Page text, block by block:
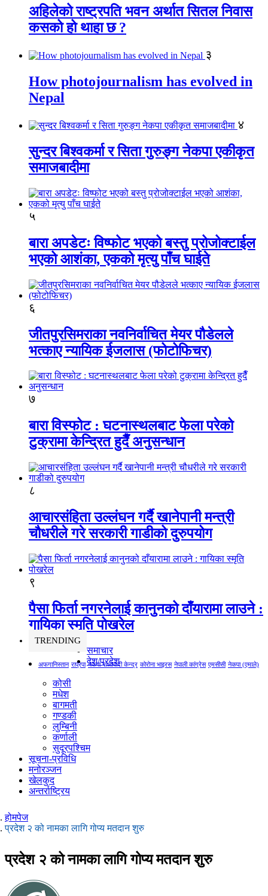
अहिलेको राष्ट्रपति भवन अर्थात सितल निवास
कसको हो थाहा छ ?
३
How photojournalism has evolved in
Nepal
४
सुन्दर बिश्वकर्मा र सिता गुरुङ्ग नेकपा एकीकृत
समाजबादीमा
५
बारा अपडेटः विष्फोट भएको बस्तु प्रोजोक्टाईल
भएको आशंका, एकको मृत्यु पाँच घाईते
६
जीतपुरसिमराका नवनिर्वाचित मेयर पौडेलले
भत्काए न्यायिक ईजलास (फोटोफिचर)
७
बारा विस्फोट : घटनास्थलबाट फेला परेको
टुक्रामा केन्द्रित हुदैँ अनुसन्धान
८
आचारसंहिता उल्लंघन गर्दै खानेपानी मन्त्री
चौधरीले गरे सरकारी गाडीको दुरुपयोग
९
पैसा फिर्ता नगरनेलाई कानुनको दाँयारामा लाउने :
गायिका स्‍मृति पोखरेल
TRENDING
अफगानिस्तान राप्रपा नेकपा माओवादी केन्द्र कोरोना भाइरस नेपाली कांग्रेस एमसीसी नेकपा (एमाले)
समाचार
देश/प्रदेश
कोसी
मधेश
बागमती
गण्डकी
लुम्बिनी
कर्णाली
सुदूरपश्चिम
सूचना-प्रविधि
मनोरञ्जन
खेलकुद
अन्तर्राष्ट्रिय
होमपेज
प्रदेश २ को नामका लागि गोप्य मतदान शुरु
प्रदेश २ को नामका लागि गोप्य मतदान शुरु